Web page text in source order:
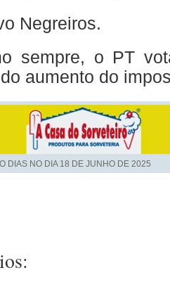
Negreiros.
sempre, o PT
aumento do
DIAS NO DIA 18 DE JUNHO DE 2025